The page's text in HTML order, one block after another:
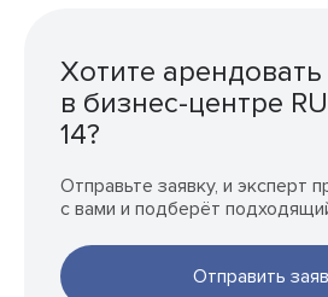
Хотите
в бизнес-центре
14?
Отправьте заявку, и эксперт
с вами и подберёт
Отправить